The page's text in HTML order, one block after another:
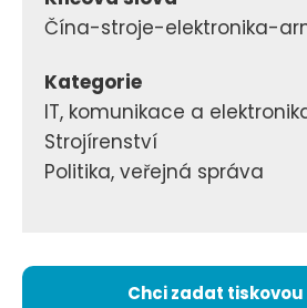
Čína-stroje-elektronika-
Kategorie
IT, komunikace a
Strojírenství
Politika, veřejná správa
Chci zadat